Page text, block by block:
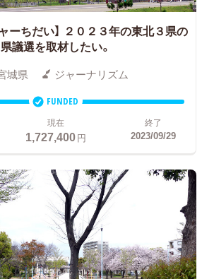
ーちだい】 ２０２３年の東北３県の
県議選を取材したい。
城県 ジャーナリズム
FUNDED
現在
1,727,400円
終了
2023/09/29